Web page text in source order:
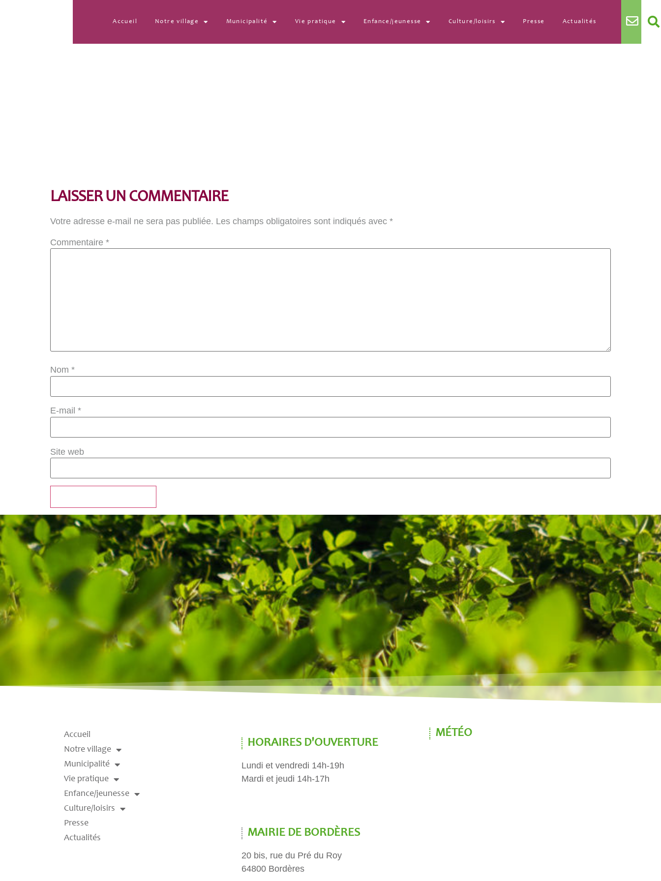
Accueil Notre village Municipalité Vie pratique Enfance/jeunesse Culture/loisirs Presse Actualités
LAISSER UN COMMENTAIRE
Votre adresse e-mail ne sera pas publiée. Les champs obligatoires sont indiqués avec *
Commentaire *
Nom *
E-mail *
Site web
Accueil
Notre village
Municipalité
Vie pratique
Enfance/jeunesse
Culture/loisirs
Presse
Actualités
HORAIRES D'OUVERTURE
Lundi et vendredi 14h-19h
Mardi et jeudi 14h-17h
MAIRIE DE BORDÈRES
20 bis, rue du Pré du Roy
64800 Bordères
MÉTÉO